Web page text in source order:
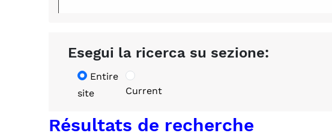
Esegui la ricerca su sezione:
Entire
site
Current
Résultats de recherche